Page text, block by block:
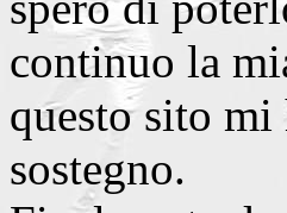
continuo la
questo sito
sostegno.